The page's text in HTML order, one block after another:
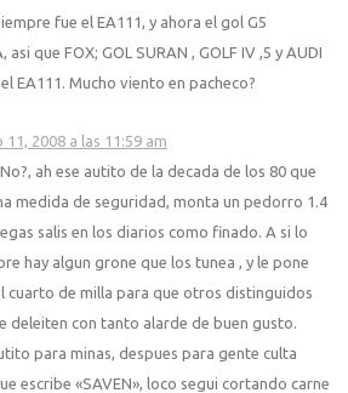
fue el EA111, y ahora el gol G5
asi que FOX; GOL SURAN , GOLF IV ,5 y AUDI
EA111. Mucho viento en pacheco?
11, 2008 a las 11:59 am
ah ese autito de la decada de los 80 que
medida de seguridad, monta un pedorro 1.4
salis en los diarios como finado. A si lo
hay algun grone que los tunea , y le pone
cuarto de milla para que otros distinguidos
deleiten con tanto alarde de buen gusto.
para minas, despues para gente culta
escribe «SAVEN», loco segui cortando carne